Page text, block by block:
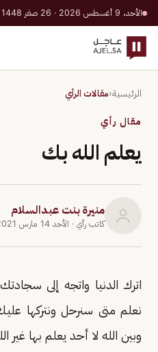
الأحد، 9 أغسطس 2026 · 26 صفر 1448 هـ
الرئيسية‹مقالات الرأي
مقال رأي
يعلم الله بك
منيرة بنت عبدالسلام
كاتب رأي · الأحد 14 مارس 2021
اترك الدنيا واتجه إلى
نعلم متى سنرحل ونتركها
وبين الله لا أحد يعلم بها غير